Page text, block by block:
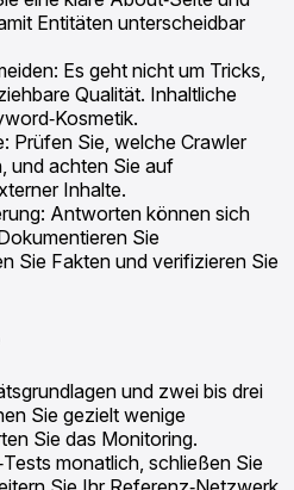
Entitäten unterscheidbar
Es geht nicht um Tricks,
Qualität. Inhaltliche
Prüfen Sie, welche Crawler
und achten Sie auf
Inhalte.
Antworten können sich
Sie
Sie Fakten und verifizieren Sie
und zwei bis drei
Sie gezielt wenige
Sie das Monitoring.
monatlich, schließen Sie